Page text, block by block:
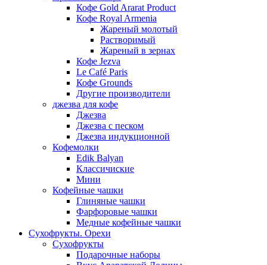
Кофе Gold Ararat Product
Кофе Royal Armenia
Жареный молотый
Растворимый
Жареный в зернах
Кофе Jezva
Le Café Paris
Кофе Grounds
Другие производители
джезва для кофе
Джезва
Джезва с песком
Джезва индукционной
Кофемолки
Edik Balyan
Классичиские
Мини
Кофейные чашки
Глиняные чашки
Фарфоровые чашки
Медные кофейные чашки
Сухофрукты. Орехи
Сухофрукты
Подарочные наборы